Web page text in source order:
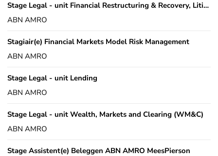
Stage Legal - unit Financial Restructuring & Recovery, Litigation en Asset Based Finance
ABN AMRO
Stagiair(e) Financial Markets Model Risk Management
ABN AMRO
Stage Legal - unit Lending
ABN AMRO
Stage Legal - unit Wealth, Markets and Clearing (WM&C)
ABN AMRO
Stage Assistent(e) Beleggen ABN AMRO MeesPierson